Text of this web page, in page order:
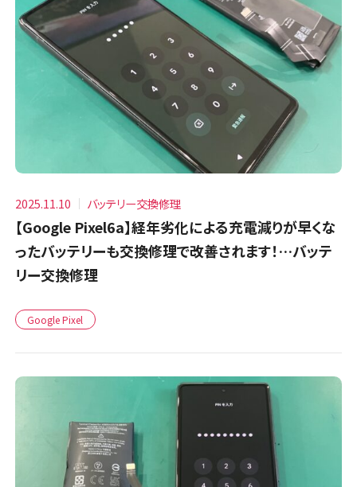
2025.11.10 バッテリー交換修理
【Google Pixel6a】経年劣化による充電減りが早くな
ったバッテリーも交換修理で改善されます！…バッテ
リー交換修理
Google Pixel